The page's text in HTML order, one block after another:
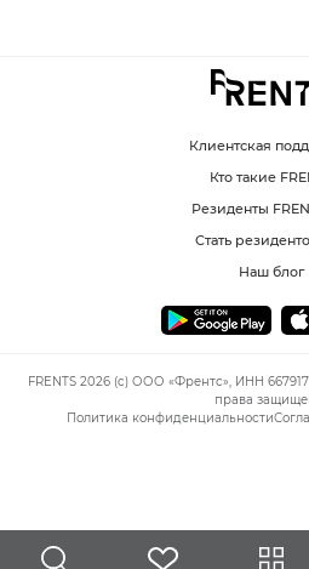
Клиентская
Кто такие
Резиденты
Стать
Наш блог
FRENTS 2026 (c) ООО «Френтс», ИНН
права
Политика конфиденциальности